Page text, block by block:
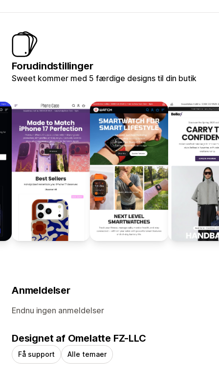
Forudindstillinger
Sweet kommer med 5 færdige designs til din butik
Anmeldelser
Endnu ingen anmeldelser
Designet af Omelatte FZ-LLC
Få support Alle temaer